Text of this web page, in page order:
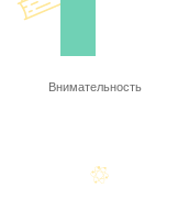
Внимательность